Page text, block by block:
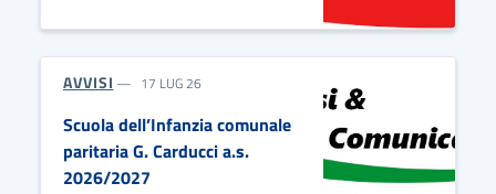
AVVISI 17 LUG 26
Scuola dell’Infanzia comunale
paritaria G. Carducci a.s.
2026/2027